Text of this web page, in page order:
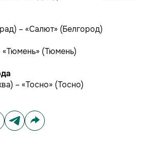
– «Салют» (Белгород)
«Тюмень» (Тюмень)
– «Тосно» (Тосно)